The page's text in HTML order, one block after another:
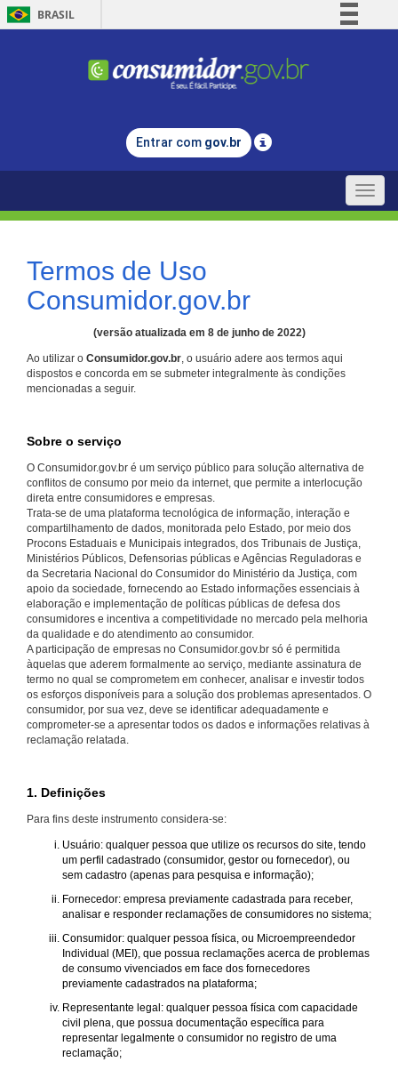
BRASIL
Comunica BR
Legislação
Entrar com gov.br
Toggle
Termos de Uso
Consumidor.gov.br
(versão atualizada em 8 de junho de 2022)
Ao utilizar o Consumidor.gov.br, o usuário adere aos termos aqui
dispostos e concorda em se submeter integralmente às condições
mencionadas a seguir.
Sobre o serviço
O Consumidor.gov.br é um serviço público para solução alternativa de
conflitos de consumo por meio da internet, que permite a interlocução
direta entre consumidores e empresas.
Trata-se de uma plataforma tecnológica de informação, interação e
compartilhamento de dados, monitorada pelo Estado, por meio dos
Procons Estaduais e Municipais integrados, dos Tribunais de Justiça,
Ministérios Públicos, Defensorias públicas e Agências Reguladoras e
da Secretaria Nacional do Consumidor do Ministério da Justiça, com
apoio da sociedade, fornecendo ao Estado informações essenciais à
elaboração e implementação de políticas públicas de defesa dos
consumidores e incentiva a competitividade no mercado pela melhoria
da qualidade e do atendimento ao consumidor.
A participação de empresas no Consumidor.gov.br só é permitida
àquelas que aderem formalmente ao serviço, mediante assinatura de
termo no qual se comprometem em conhecer, analisar e investir todos
os esforços disponíveis para a solução dos problemas apresentados. O
consumidor, por sua vez, deve se identificar adequadamente e
comprometer-se a apresentar todos os dados e informações relativas à
reclamação relatada.
1. Definições
Para fins deste instrumento considera-se:
Usuário: qualquer pessoa que utilize os recursos do site, tendo
um perfil cadastrado (consumidor, gestor ou fornecedor), ou
sem cadastro (apenas para pesquisa e informação);
Fornecedor: empresa previamente cadastrada para receber,
analisar e responder reclamações de consumidores no sistema;
Consumidor: qualquer pessoa física, ou Microempreendedor
Individual (MEI), que possua reclamações acerca de problemas
de consumo vivenciados em face dos fornecedores
previamente cadastrados na plataforma;
Representante legal: qualquer pessoa física com capacidade
civil plena, que possua documentação específica para
representar legalmente o consumidor no registro de uma
reclamação;